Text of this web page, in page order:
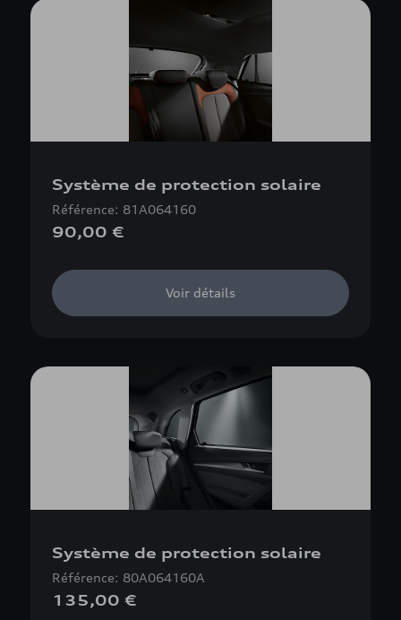
Système de protection solaire
Référence: 81A064160
90,00 €
Voir détails
Système de protection solaire
Référence: 80A064160A
135,00 €